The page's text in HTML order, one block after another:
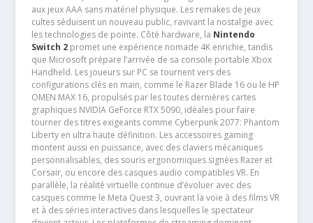
aux jeux AAA sans matériel physique. Les remakes de jeux
cultes séduisent un nouveau public, ravivant la nostalgie avec
les technologies de pointe. Côté hardware, la Nintendo
Switch 2promet une expérience nomade 4K enrichie, tandis
que Microsoft prépare l’arrivée de sa console portable Xbox
Handheld. Les joueurs sur PC se tournent vers des
configurations clés en main, comme le Razer Blade 16 ou le HP
OMEN MAX 16, propulsés par les toutes dernières cartes
graphiques NVIDIA GeForce RTX 5090, idéales pour faire
tourner des titres exigeants comme Cyberpunk 2077: Phantom
Liberty en ultra haute définition. Les accessoires gaming
montent aussi en puissance, avec des claviers mécaniques
personnalisables, des souris ergonomiques signées Razer et
Corsair, ou encore des casques audio compatibles VR. En
parallèle, la réalité virtuelle continue d’évoluer avec des
casques comme le Meta Quest 3, ouvrant la voie à des films VR
et à des séries interactives dans lesquelles le spectateur